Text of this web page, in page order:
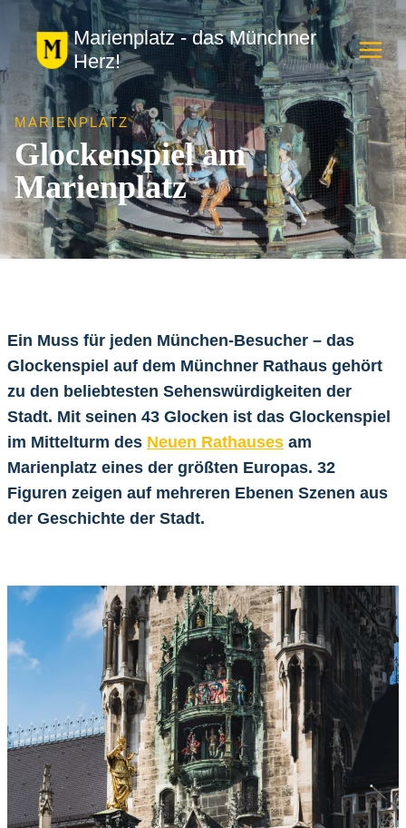
Inhalt
springen
Marienplatz - das Münchner
Herz!
MARIENPLATZ
Glockenspiel am
Marienplatz
Ein Muss für jeden München-Besucher – das
Glockenspiel auf dem Münchner Rathaus gehört
zu den beliebtesten Sehenswürdigkeiten der
Stadt. Mit seinen 43 Glocken ist das Glockenspiel
im Mittelturm des Neuen Rathauses am
Marienplatz eines der größten Europas. 32
Figuren zeigen auf mehreren Ebenen Szenen aus
der Geschichte der Stadt.